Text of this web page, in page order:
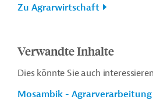
Zu Agrarwirtschaft
Verwandte Inhalte
Dies könnte Sie auch
Mosambik -